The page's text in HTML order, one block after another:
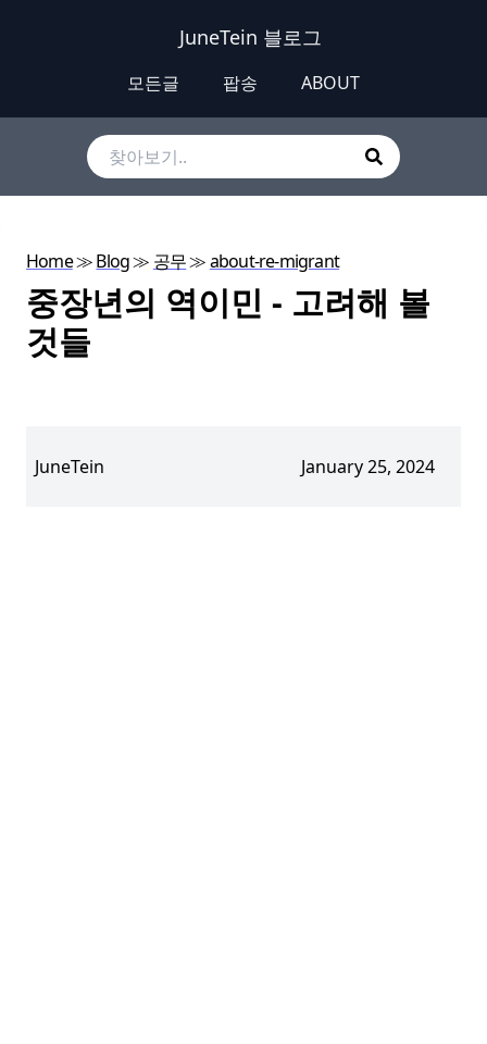
JuneTein 블로그
모든글 팝송 ABOUT
Home≫Blog≫ 공무≫about-re-migrant
중장년의 역이민 - 고려해 볼
것들
JuneTein January 25, 2024